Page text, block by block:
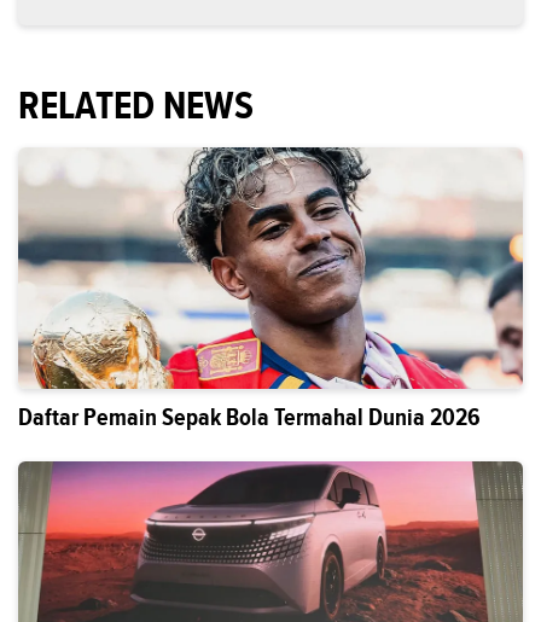
RELATED NEWS
Daftar Pemain Sepak Bola Termahal Dunia 2026